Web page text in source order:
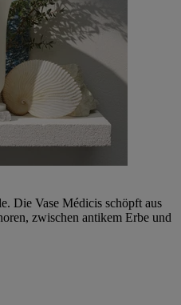
Die Vase Médicis schöpft aus
zwischen antikem Erbe und